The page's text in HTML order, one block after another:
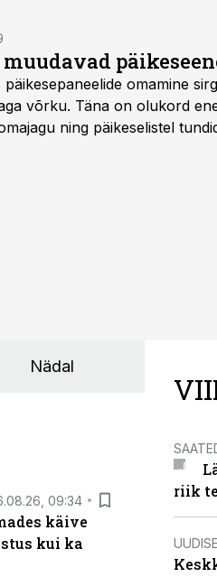
omamine
võrku. Täna on olukord
ning päikeselistel
Nädal
09:34
käive
kui ka
riik